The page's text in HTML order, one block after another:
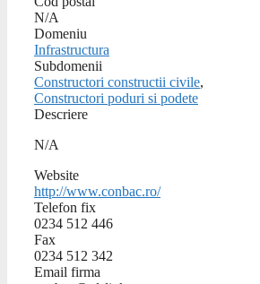
N/A
Domeniu
Infrastructura
Subdomenii
Constructori constructii civile,
Constructori poduri si podete
Descriere
N/A
Website
http://www.conbac.ro/
Telefon fix
0234 512 446
Fax
0234 512 342
Email firma